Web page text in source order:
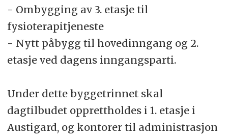
- Ombygging av 3. etasje til
fysioterapitjeneste
- Nytt påbygg til hovedinngang og 2.
etasje ved dagens inngangsparti.
Under dette byggetrinnet skal
dagtilbudet opprettholdes i 1. etasje i
Austigard, og kontorer til administrasjon